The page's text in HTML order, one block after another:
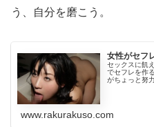
う、自分を磨こう。
女性がセフ
セックスに飢
でセフレを作
がちょっと努
www.rakurakuso.com